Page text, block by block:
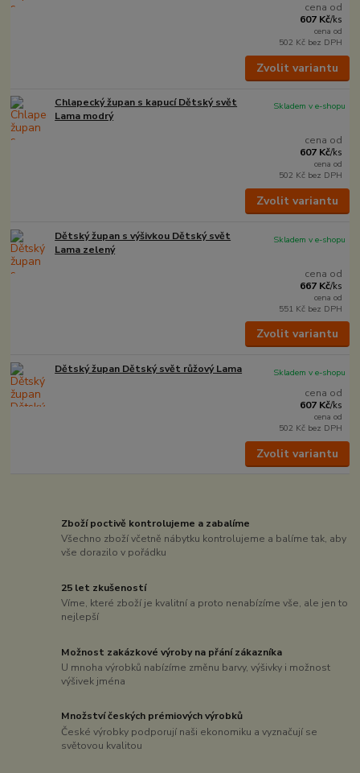
cena od
607 Kč/ks
cena od
502 Kč bez DPH
Zvolit variantu
Chlapecký župan s kapucí Dětský svět
Lama modrý
cena od
607 Kč/ks
cena od
502 Kč bez DPH
Skladem v e-shopu
Zvolit variantu
Dětský župan s výšivkou Dětský svět
Lama zelený
cena od
667 Kč/ks
cena od
551 Kč bez DPH
Skladem v e-shopu
Zvolit variantu
Dětský župan Dětský svět růžový Lama
cena od
607 Kč/ks
cena od
502 Kč bez DPH
Skladem v e-shopu
Zvolit variantu
Zboží poctivě kontrolujeme a zabalíme
Všechno zboží včetně nábytku kontrolujeme a balíme tak, aby
vše dorazilo v pořádku
25 let zkušeností
Víme, které zboží je kvalitní a proto nenabízíme vše, ale jen to
nejlepší
Možnost zakázkové výroby na přání zákazníka
U mnoha výrobků nabízíme změnu barvy, výšivky i možnost
výšivek jména
Množství českých prémiových výrobků
České výrobky podporují naši ekonomiku a vyznačují se
světovou kvalitou